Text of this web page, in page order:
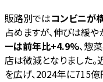
販路別ではコンビニが
占めますが、伸びは緩や
ーは前年比+4.9%、惣
店は微減となりました。
を広げ、2024年に715億